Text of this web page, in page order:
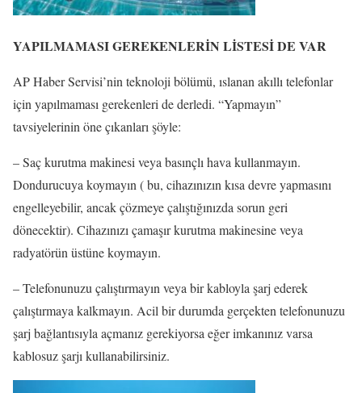
YAPILMAMASI GEREKENLERİN LİSTESİ DE VAR
AP Haber Servisi’nin teknoloji bölümü, ıslanan akıllı telefonlar
için yapılmaması gerekenleri de derledi. “Yapmayın”
tavsiyelerinin öne çıkanları şöyle:
– Saç kurutma makinesi veya basınçlı hava kullanmayın.
Dondurucuya koymayın ( bu, cihazınızın kısa devre yapmasını
engelleyebilir, ancak çözmeye çalıştığınızda sorun geri
dönecektir). Cihazınızı çamaşır kurutma makinesine veya
radyatörün üstüne koymayın.
– Telefonunuzu çalıştırmayın veya bir kabloyla şarj ederek
çalıştırmaya kalkmayın. Acil bir durumda gerçekten telefonunuzu
şarj bağlantısıyla açmanız gerekiyorsa eğer imkanınız varsa
kablosuz şarjı kullanabilirsiniz.